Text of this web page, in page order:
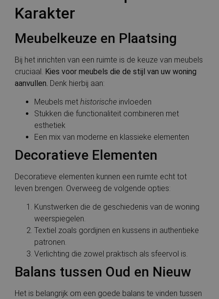
Karakter
Meubelkeuze en Plaatsing
Bij het inrichten van een ruimte is de keuze van meubels
cruciaal. Kies voor meubels die de stijl van uw woning
aanvullen. Denk hierbij aan:
Meubels met historische invloeden
Stukken die functionaliteit combineren met
esthetiek
Een mix van moderne en klassieke elementen
Decoratieve Elementen
Decoratieve elementen kunnen een ruimte echt tot
leven brengen. Overweeg de volgende opties:
Kunstwerken die de geschiedenis van de woning
weerspiegelen.
Textiel zoals gordijnen en kussens in authentieke
patronen.
Verlichting die zowel praktisch als sfeervol is.
Balans tussen Oud en Nieuw
Het is belangrijk om een goede balans te vinden tussen
wijzen als
Het is
in elk
van de site.
_ga_2WLRX5ZGKK
.bauwerken.nl
1 jaar 1
maand
om de
te behouden.
YSC
Google LLC
.youtube.com
Sessie
Deze
door
ingesteld
Sessie
gebruiker op te
slaan om
inhoud en
diensten te
leveren.